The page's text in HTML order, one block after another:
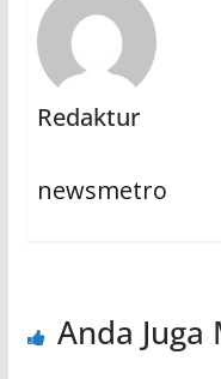
Redaktur
newsmetro
Anda Juga